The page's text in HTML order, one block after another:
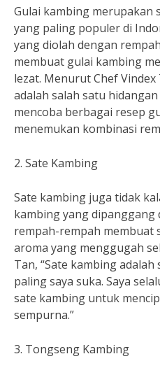
Gulai kambing merupakan
yang paling populer di
yang diolah dengan
membuat gulai kambing
lezat. Menurut Chef
adalah salah satu
mencoba berbagai resep
menemukan kombinasi
2. Sate Kambing
Sate kambing juga tidak
kambing yang dipanggang
rempah-rempah membuat
aroma yang menggugah
Tan, “Sate kambing
paling saya suka. Saya
sate kambing untuk
sempurna.”
3. Tongseng Kambing